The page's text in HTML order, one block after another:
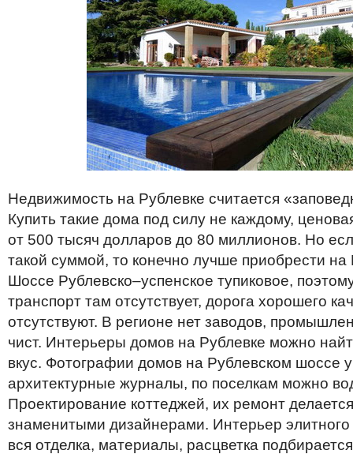
Недвижимость на Рублевке считается
Купить такие дома под силу не каждому,
от 500 тысяч долларов до 80 миллионов. Но
такой суммой, то конечно лучше приобрести
Шоссе Рублевско–успенское тупиковое,
транспорт там отсутствует, дорога хорошего
отсутствуют. В регионе нет заводов,
чист. Интерьеры домов на Рублевке можно
вкус. Фотографии домов на Рублевском шоссе
архитектурные журналы, по поселкам можно
Проектирование коттеджей, их ремонт
знаменитыми дизайнерами. Интерьер
вся отделка, материалы, расцветка